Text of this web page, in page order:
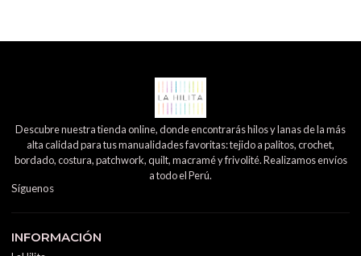
Descubre nuestra tienda online, donde encontrarás hilos y lanas de la más
alta calidad para tus manualidades favoritas: tejido a palitos, crochet,
bordado, costura, patchwork, quilt, macramé y frivolité. Realizamos envíos
a todo el Perú.
Síguenos
INFORMACIÓN